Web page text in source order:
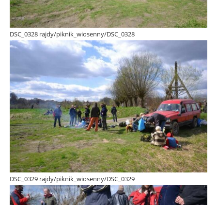
DSC_0328 rajdy/piknik_wiosenny/DSC_0328
DSC_0329 rajdy/piknik_wiosenny/DSC_0329